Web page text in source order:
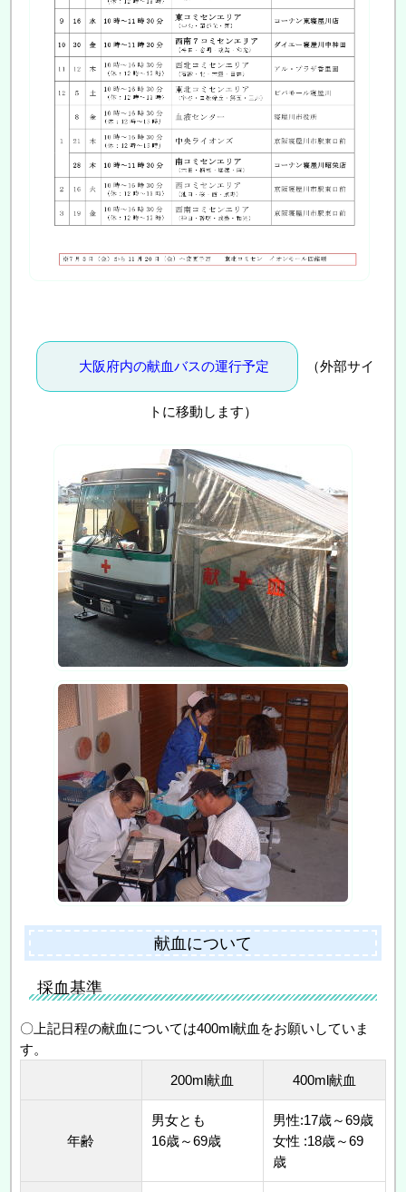
大阪府内の献血バスの運行予定 （外部サイ
トに移動します）
献血について
採血基準
〇上記日程の献血については400ml献血をお願いしていま
す。
200ml献血
400ml献血
年齢
男女とも
16歳～69歳
男性:17歳～69歳
女性 :18歳～69
歳